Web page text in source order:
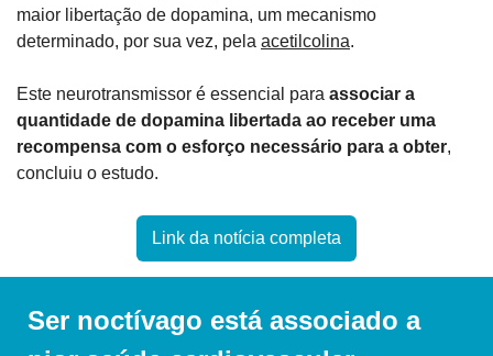
maior libertação de dopamina, um mecanismo
determinado, por sua vez, pela acetilcolina.
Este neurotransmissor é essencial para associar a
quantidade de dopamina libertada ao receber uma
recompensa com o esforço necessário para a obter,
concluiu o estudo.
Link da notícia completa
Ser noctívago está associado a